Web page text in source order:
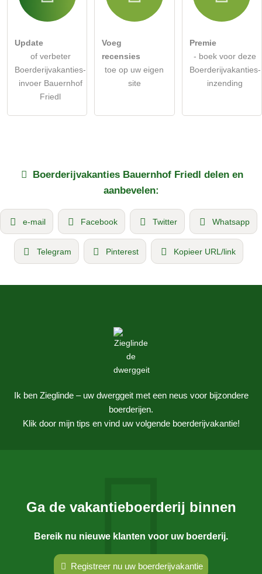
Update
of verbeter
Boerderijvakanties-
invoer Bauernhof
Friedl
Voeg
recensies
toe op uw eigen
site
Premie
- boek voor deze
Boerderijvakanties-
inzending
Boerderijvakanties Bauernhof Friedl delen en
aanbevelen:
e-mail Facebook Twitter Whatsapp
Telegram Pinterest Kopieer URL/link
Ik ben Zieglinde – uw dwerggeit met een neus voor bijzondere
boerderijen.
Klik door mijn tips en vind uw volgende boerderijvakantie!
Ga de vakantieboerderij binnen
Bereik nu nieuwe klanten voor uw boerderij.
Registreer nu uw boerderijvakantie